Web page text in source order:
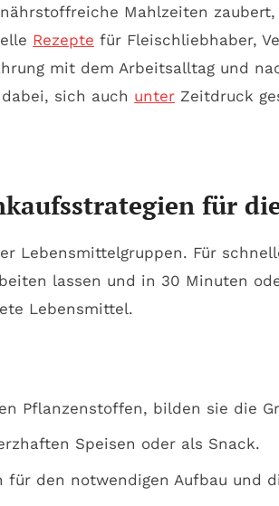
Mahlzeiten
Rezepte für Fleischliebhaber,
mit dem Arbeitsalltag und
sich auch unter Zeitdruck
für
Lebensmittelgruppen. Für
lassen und in 30 Minuten
Lebensmittel.
Pflanzenstoffen, bilden sie die
Speisen oder als Snack.
den notwendigen Aufbau und